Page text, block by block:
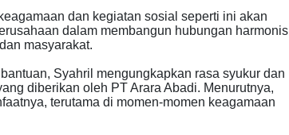
dan kegiatan sosial seperti ini akan
dalam membangun hubungan harmonis
masyarakat.
Syahril mengungkapkan rasa syukur dan
diberikan oleh PT Arara Abadi. Menurutnya,
terutama di momen-momen keagamaan